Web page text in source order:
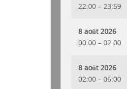
22:00 – 23:59
8 août 2026
00:00 – 02:00
8 août 2026
02:00 – 06:00